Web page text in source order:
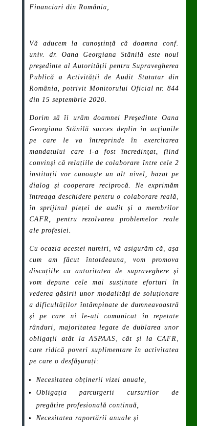
Financiari din România,
Vă aducem la cunoștință că doamna conf.
univ. dr. Oana Georgiana Stănilă este noul
președinte al Autorității pentru Supravegherea
Publică a Activității de Audit Statutar din
România, potrivit Monitorului Oficial nr. 844
din 15 septembrie 2020.
Dorim să îi urăm doamnei Președinte Oana
Georgiana Stănilă succes deplin în acţiunile
pe care le va întreprinde în exercitarea
mandatului care i-a fost încredinţat, fiind
convinși că relațiile de colaborare între cele 2
instituții vor cunoaște un alt nivel, bazat pe
dialog și cooperare reciprocă. Ne exprimăm
întreaga deschidere pentru o colaborare reală,
în sprijinul pieței de audit și a membrilor
CAFR, pentru rezolvarea problemelor reale
ale profesiei.
Cu ocazia acestei numiri, vă asigurăm că, așa
cum am făcut întotdeauna, vom promova
discuțiile cu autoritatea de supraveghere și
vom depune cele mai susținute eforturi în
vederea găsirii unor modalități de soluționare
a dificultăților întâmpinate de dumneavoastră
și pe care ni le-ați comunicat în repetate
rânduri, majoritatea legate de dublarea unor
obligații atât la ASPAAS, cât și la CAFR,
care ridică poveri suplimentare în activitatea
pe care o desfășurați:
Necesitatea obținerii vizei anuale,
Obligația parcurgerii cursurilor de
pregătire profesională continuă,
Necesitatea raportării anuale și